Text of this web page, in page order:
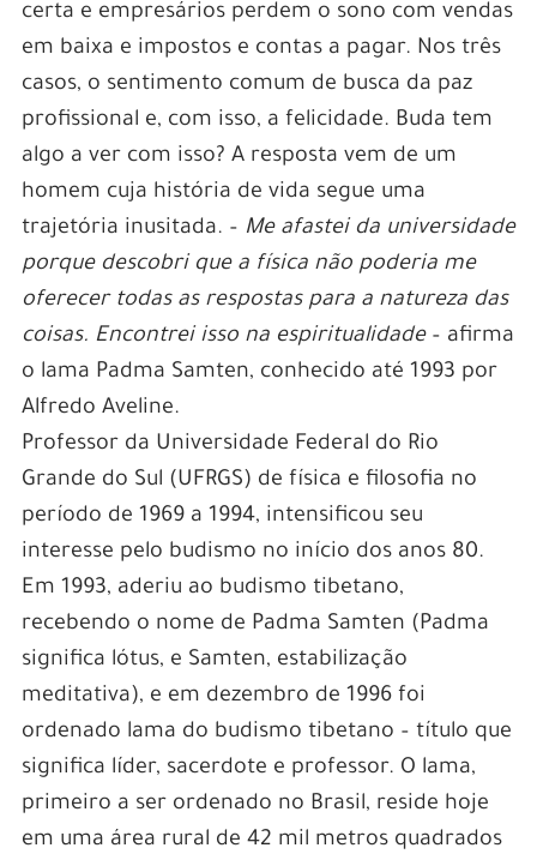
certa e empresários perdem o sono com vendas
em baixa e impostos e contas a pagar. Nos três
casos, o sentimento comum de busca da paz
profissional e, com isso, a felicidade. Buda tem
algo a ver com isso? A resposta vem de um
homem cuja história de vida segue uma
trajetória inusitada. – Me afastei da universidade
porque descobri que a física não poderia me
oferecer todas as respostas para a natureza das
coisas. Encontrei isso na espiritualidade – afirma
o lama Padma Samten, conhecido até 1993 por
Alfredo Aveline.
Professor da Universidade Federal do Rio
Grande do Sul (UFRGS) de física e filosofia no
período de 1969 a 1994, intensificou seu
interesse pelo budismo no início dos anos 80.
Em 1993, aderiu ao budismo tibetano,
recebendo o nome de Padma Samten (Padma
significa lótus, e Samten, estabilização
meditativa), e em dezembro de 1996 foi
ordenado lama do budismo tibetano – título que
significa líder, sacerdote e professor. O lama,
primeiro a ser ordenado no Brasil, reside hoje
em uma área rural de 42 mil metros quadrados